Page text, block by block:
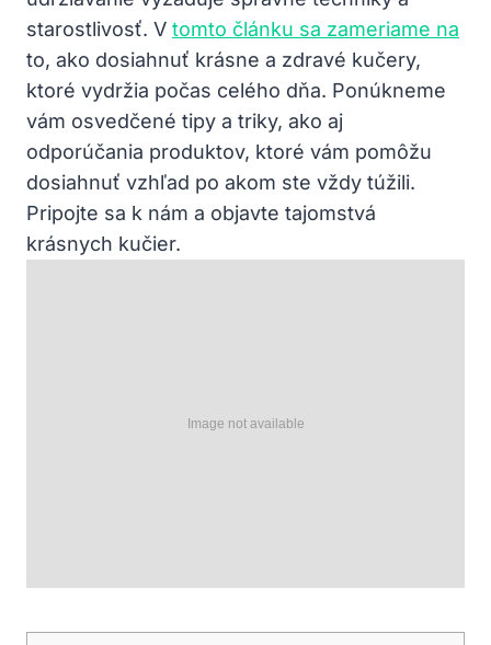
starostlivosť. V ⁢ tomto článku sa zameriame na
to, ako dosiahnuť krásne a zdravé kučery,
ktoré vydržia počas celého dňa. Ponúkneme
vám osvedčené tipy a triky, ako aj
odporúčania produktov, ktoré vám pomôžu
dosiahnuť vzhľad po akom ‍ste vždy túžili.
Pripojte sa k nám a objavte tajomstvá
krásnych ⁢kučier.